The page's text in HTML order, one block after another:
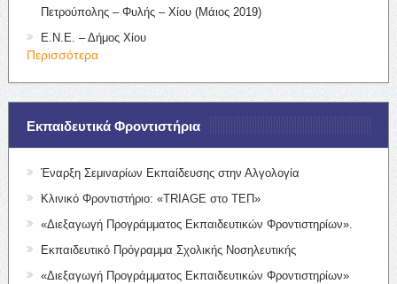
Πετρούπολης – Φυλής – Χίου (Μάιος 2019)
Ε.Ν.Ε. – Δήμος Χίου
Περισσότερα
Εκπαιδευτικά Φροντιστήρια
Έναρξη Σεμιναρίων Εκπαίδευσης στην Αλγολογία
Κλινικό Φροντιστήριο: «TRIAGE στο ΤΕΠ»
«Διεξαγωγή Προγράμματος Εκπαιδευτικών Φροντιστηρίων».
Εκπαιδευτικό Πρόγραμμα Σχολικής Νοσηλευτικής
«Διεξαγωγή Προγράμματος Εκπαιδευτικών Φροντιστηρίων»